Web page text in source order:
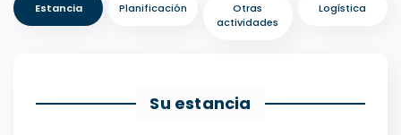
Estancia Planificación
Otras
actividades
Logística
Su estancia